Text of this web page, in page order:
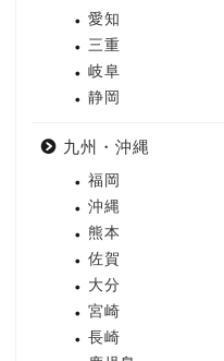
愛知
三重
岐阜
静岡
九州・沖縄
福岡
沖縄
熊本
佐賀
大分
宮崎
長崎